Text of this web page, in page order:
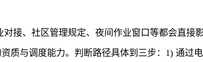
接、社区管理规定、夜间作业窗口等都会直接
质与调度能力。判断路径具体到三步：1) 通过